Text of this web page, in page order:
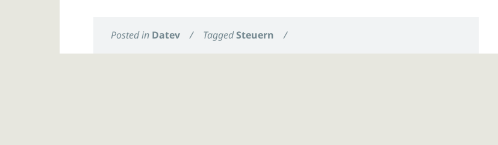
Posted in Datev / TaggedSteuern /